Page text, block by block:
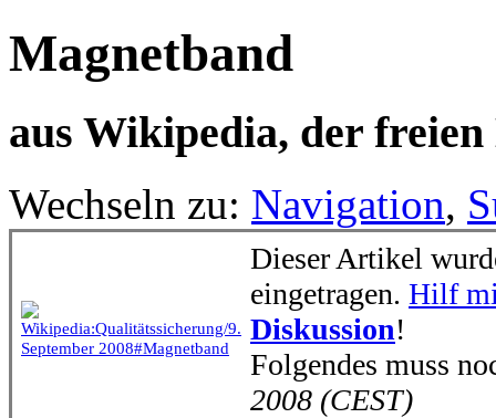
Magnetband
aus Wikipedia, der
Wechseln zu: Navigation,
Dieser Artikel
eingetragen. Hilf
Diskussion!
Folgendes muss
2008 (CEST)